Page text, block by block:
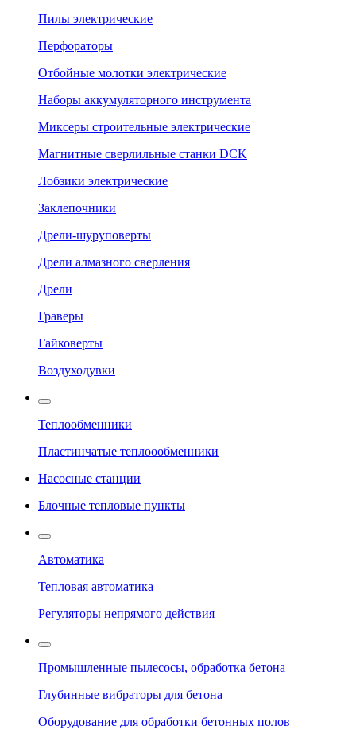
Пилы электрические
Перфораторы
Отбойные молотки электрические
Наборы аккумуляторного инструмента
Миксеры строительные электрические
Магнитные сверлильные станки DCK
Лобзики электрические
Заклепочники
Дрели-шуруповерты
Дрели алмазного сверления
Дрели
Граверы
Гайковерты
Воздуходувки
Теплообменники
Пластинчатые теплоообменники
Насосные станции
Блочные тепловые пункты
Автоматика
Тепловая автоматика
Регуляторы непрямого действия
Промышленные пылесосы, обработка бетона
Глубинные вибраторы для бетона
Оборудование для обработки бетонных полов